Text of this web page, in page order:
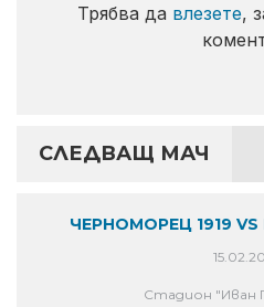
Трябва да влезете,
СЛЕДВАЩ МАЧ
ЧЕРНОМОРЕЦ 1919
Стадион "Иван